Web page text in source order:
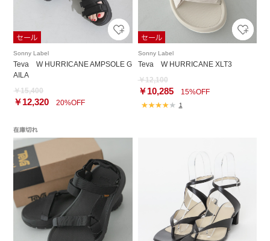
Sonny Label
Teva W HURRICANE AMPSOLE G
AILA
￥15,400
￥12,320 20%OFF
Sonny Label
Teva W HURRICANE XLT3
￥12,100
￥10,28515%OFF
1